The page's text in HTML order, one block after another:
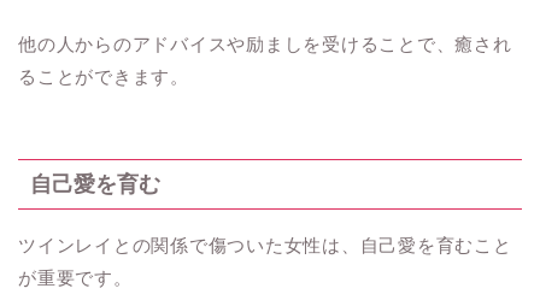
他の人からのアドバイスや励ましを受けることで、癒され
ることができます。
自己愛を育む
ツインレイとの関係で傷ついた女性は、自己愛を育むこと
が重要です。